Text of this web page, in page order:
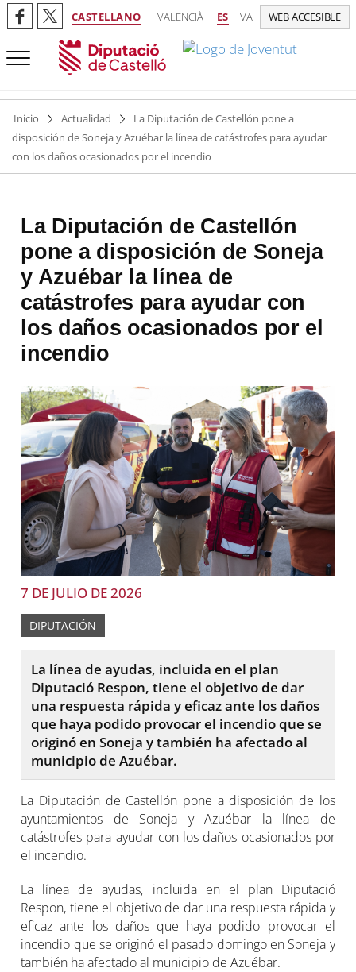
CASTELLANO VALENCIÀ ES VA WEB ACCESIBLE
Inicio Actualidad
La Diputación de Castellón pone a
disposición de Soneja y Azuébar la línea de catástrofes para ayudar
con los daños ocasionados por el incendio
La Diputación de Castellón
pone a disposición de Soneja
y Azuébar la línea de
catástrofes para ayudar con
los daños ocasionados por el
incendio
7 DE JULIO DE 2026
DIPUTACIÓN
La línea de ayudas, incluida en el plan
Diputació Respon, tiene el objetivo de dar
una respuesta rápida y eficaz ante los daños
que haya podido provocar el incendio que se
originó en Soneja y también ha afectado al
municipio de Azuébar.
La Diputación de Castellón pone a disposición de los
ayuntamientos de Soneja y Azuébar la línea de
catástrofes para ayudar con los daños ocasionados por
el incendio.
La línea de ayudas, incluida en el plan Diputació
Respon, tiene el objetivo de dar una respuesta rápida y
eficaz ante los daños que haya podido provocar el
incendio que se originó el pasado domingo en Soneja y
también ha afectado al municipio de Azuébar.